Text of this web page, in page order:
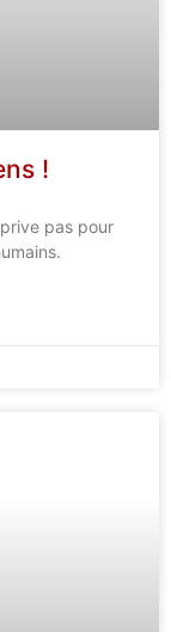
!
pas pour